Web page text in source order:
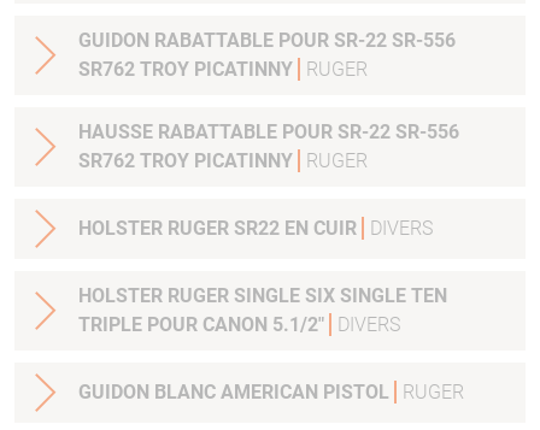
GUIDON RABATTABLE POUR SR-22 SR-556
SR762 TROY PICATINNY
RUGER
HAUSSE RABATTABLE POUR SR-22 SR-556
SR762 TROY PICATINNY
RUGER
HOLSTER RUGER SR22 EN CUIR DIVERS
HOLSTER RUGER SINGLE SIX SINGLE TEN
TRIPLE POUR CANON 5.1/2"
DIVERS
GUIDON BLANC AMERICAN PISTOL RUGER